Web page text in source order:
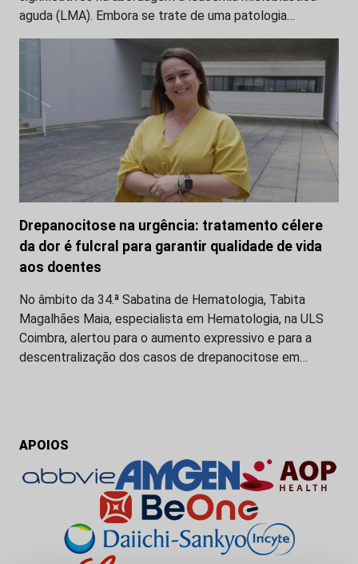
aguda (LMA). Embora se trate de uma patologia…
Drepanocitose na urgência: tratamento célere
da dor é fulcral para garantir qualidade de vida
aos doentes
No âmbito da 34.ª Sabatina de Hematologia, Tabita
Magalhães Maia, especialista em Hematologia, na ULS
Coimbra, alertou para o aumento expressivo e para a
descentralização dos casos de drepanocitose em…
APOIOS